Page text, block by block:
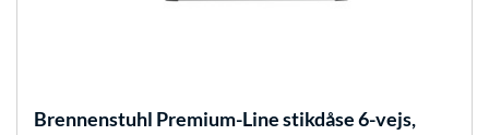
Brennenstuhl Premium-Line stikdåse 6-vejs,